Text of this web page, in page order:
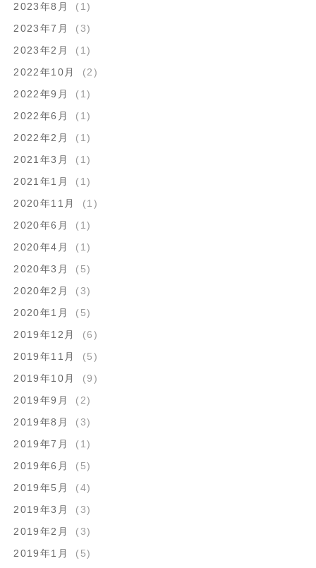
2023年8月
(1)
2023年7月
(3)
2023年2月
(1)
2022年10月
(2)
2022年9月
(1)
2022年6月
(1)
2022年2月
(1)
2021年3月
(1)
2021年1月
(1)
2020年11月
(1)
2020年6月
(1)
2020年4月
(1)
2020年3月
(5)
2020年2月
(3)
2020年1月
(5)
2019年12月
(6)
2019年11月
(5)
2019年10月
(9)
2019年9月
(2)
2019年8月
(3)
2019年7月
(1)
2019年6月
(5)
2019年5月
(4)
2019年3月
(3)
2019年2月
(3)
2019年1月
(5)